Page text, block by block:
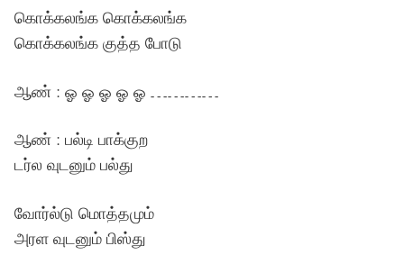
கொக்கலங்க கொக்கலங்க
கொக்கலங்க குத்த போடு
ஆண் : ஓ ஓ ஓ ஓ ஓ …………
ஆண் : பல்டி பாக்குற
டர்ல வுடனும் பல்து
வோர்ல்டு மொத்தமும்
அரள வுடனும் பிஸ்து